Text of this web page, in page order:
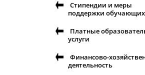
Стипендии и меры
поддержки
Платные
услуги
Финансово-
деятельность